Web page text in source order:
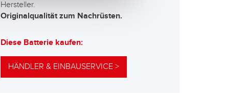
Hersteller.
Originalqualität zum Nachrüsten.
Diese Batterie kaufen:
HÄNDLER & EINBAUSERVICE >